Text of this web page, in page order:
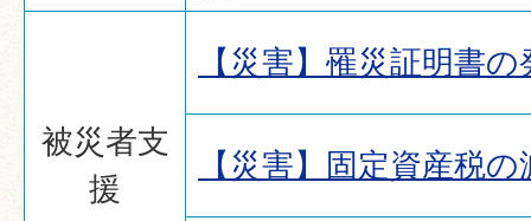
被災者支
援
【災害】罹災証明書
【災害】固定資産税